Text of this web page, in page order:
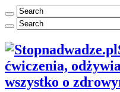
ćwiczenia,
wszystko o